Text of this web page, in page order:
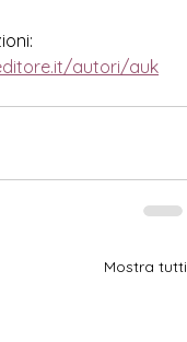
autori/auk
Mostra tutti